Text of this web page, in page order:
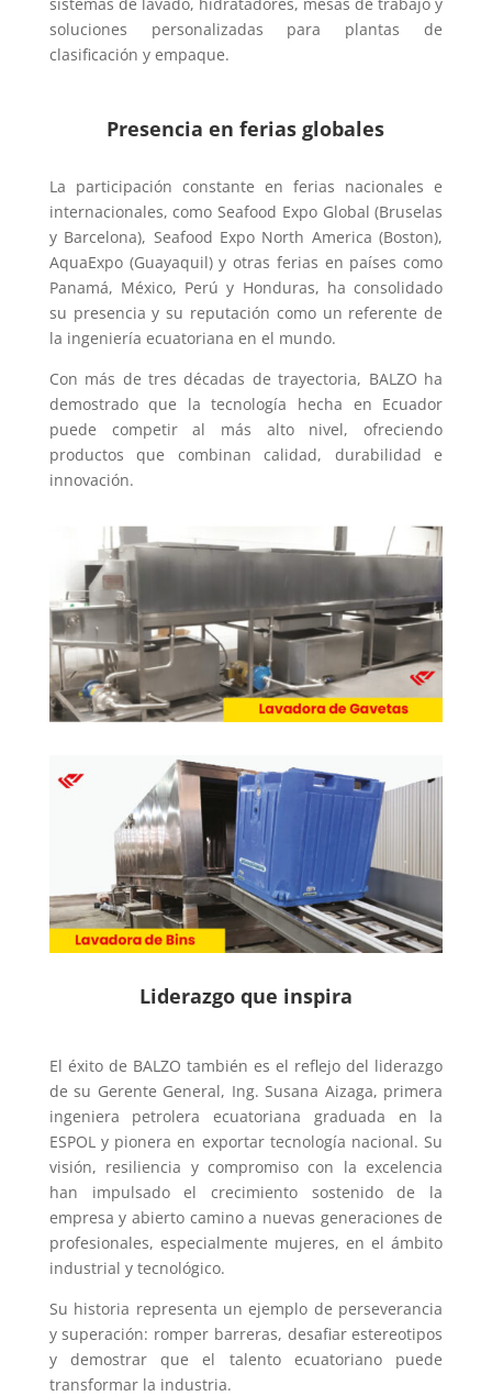
soluciones personalizadas para plantas de
clasificación y empaque.
Presencia en ferias globales
La participación constante en ferias nacionales e
internacionales, como Seafood Expo Global (Bruselas
y Barcelona), Seafood Expo North America (Boston),
AquaExpo (Guayaquil) y otras ferias en países como
Panamá, México, Perú y Honduras, ha consolidado
su presencia y su reputación como un referente de
la ingeniería ecuatoriana en el mundo.
Con más de tres décadas de trayectoria, BALZO ha
demostrado que la tecnología hecha en Ecuador
puede competir al más alto nivel, ofreciendo
productos que combinan calidad, durabilidad e
innovación.
Liderazgo que inspira
El éxito de BALZO también es el reflejo del liderazgo
de su Gerente General, Ing. Susana Aizaga, primera
ingeniera petrolera ecuatoriana graduada en la
ESPOL y pionera en exportar tecnología nacional. Su
visión, resiliencia y compromiso con la excelencia
han impulsado el crecimiento sostenido de la
empresa y abierto camino a nuevas generaciones de
profesionales, especialmente mujeres, en el ámbito
industrial y tecnológico.
Su historia representa un ejemplo de perseverancia
y superación: romper barreras, desafiar estereotipos
y demostrar que el talento ecuatoriano puede
transformar la industria.